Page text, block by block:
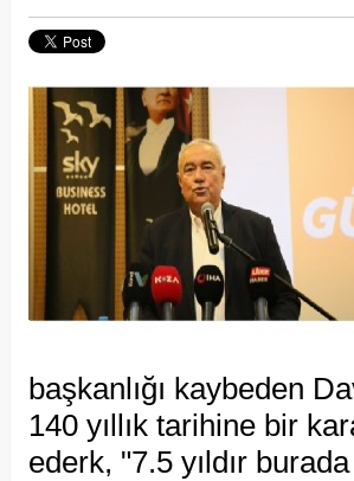
başkanlığı kaybeden
140 yıllık tarihine bir
ederk, "7.5 yıldır